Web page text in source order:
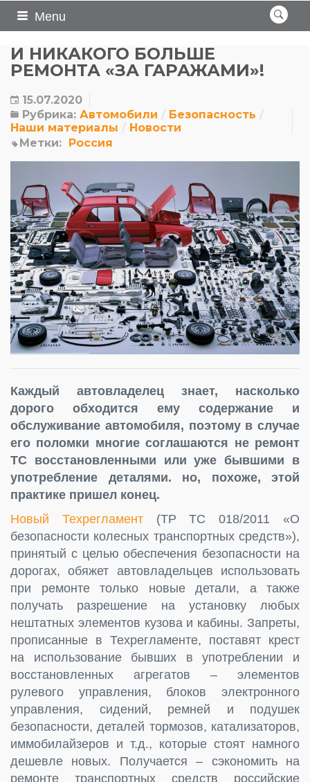
Menu
И НИКАКОГО БОЛЬШЕ
РЕМОНТА «ЗА ГАРАЖАМИ»!
15.07.2020
Рубрика: Автомобили
Безопасность
Наши материалы
Новости
Метки: Россия
Каждый автовладелец знает, насколько
дорого обходится ему содержание и
обслуживание автомобиля, поэтому в случае
его поломки многие соглашаются не ремонт
ТС восстановленными или уже бывшими в
употребление деталями. но, похоже, этой
практике пришел конец.
Новый Техрегламент(ТР ТС 018/2011 «О
безопасности колесных транспортных средств»),
принятый с целью обеспечения безопасности на
дорогах, обяжет автовладельцев использовать
при ремонте только новые детали, а также
получать разрешение на установку любых
нештатных элементов кузова и кабины. Запреты,
прописанные в Техрегламенте, поставят крест
на использование бывших в употреблении и
восстановленных агрегатов – элементов
рулевого управления, блоков электронного
управления, сидений, ремней и подушек
безопасности, деталей тормозов, катализаторов,
иммобилайзеров и т.д., которые стоят намного
дешевле новых. Получается – сэкономить на
ремонте транспортных средств российские